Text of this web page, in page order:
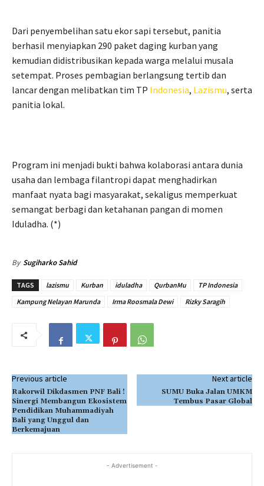
Dari penyembelihan satu ekor sapi tersebut, panitia
berhasil menyiapkan 290 paket daging kurban yang
kemudian didistribusikan kepada warga melalui musala
setempat. Proses pembagian berlangsung tertib dan
lancar dengan melibatkan tim TP Indonesia, Lazismu, serta
panitia lokal.
Program ini menjadi bukti bahwa kolaborasi antara dunia
usaha dan lembaga filantropi dapat menghadirkan
manfaat nyata bagi masyarakat, sekaligus memperkuat
semangat berbagi dan ketahanan pangan di momen
Iduladha. (*)
By Sugiharko Sahid
TAGS lazismu Kurban iduladha QurbanMu
TP Indonesia
Kampung Nelayan Marunda
Irma Roosmala Dewi Rizky Saragih
Previous article
Rakorwil Dikdasmen PNF Bali !
Sinergi Membangun Ekosistem
Pendidikan Muhammadiyah
Bali yang Unggul dan
Berkemajuan
Next article
SUMU Buka Jalan UMKM
Tembus Pasar Global
- Advertisement -